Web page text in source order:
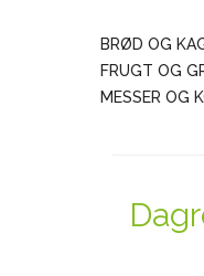
BRØD OG
FRUGT OG
MESSER OG